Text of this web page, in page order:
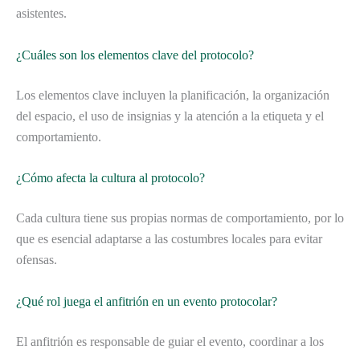
asistentes.
¿Cuáles son los elementos clave del protocolo?
Los elementos clave incluyen la planificación, la organización
del espacio, el uso de insignias y la atención a la etiqueta y el
comportamiento.
¿Cómo afecta la cultura al protocolo?
Cada cultura tiene sus propias normas de comportamiento, por lo
que es esencial adaptarse a las costumbres locales para evitar
ofensas.
¿Qué rol juega el anfitrión en un evento protocolar?
El anfitrión es responsable de guiar el evento, coordinar a los